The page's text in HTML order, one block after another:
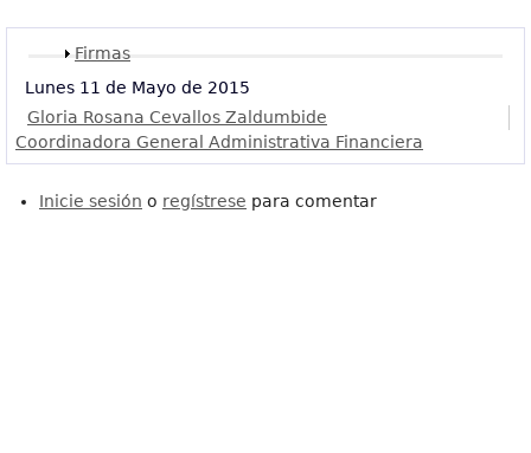
Mostrar
Firmas
Lunes 11 de Mayo de 2015
Gloria Rosana Cevallos Zaldumbide
Coordinadora General Administrativa Financiera
Inicie sesión o regístrese para comentar